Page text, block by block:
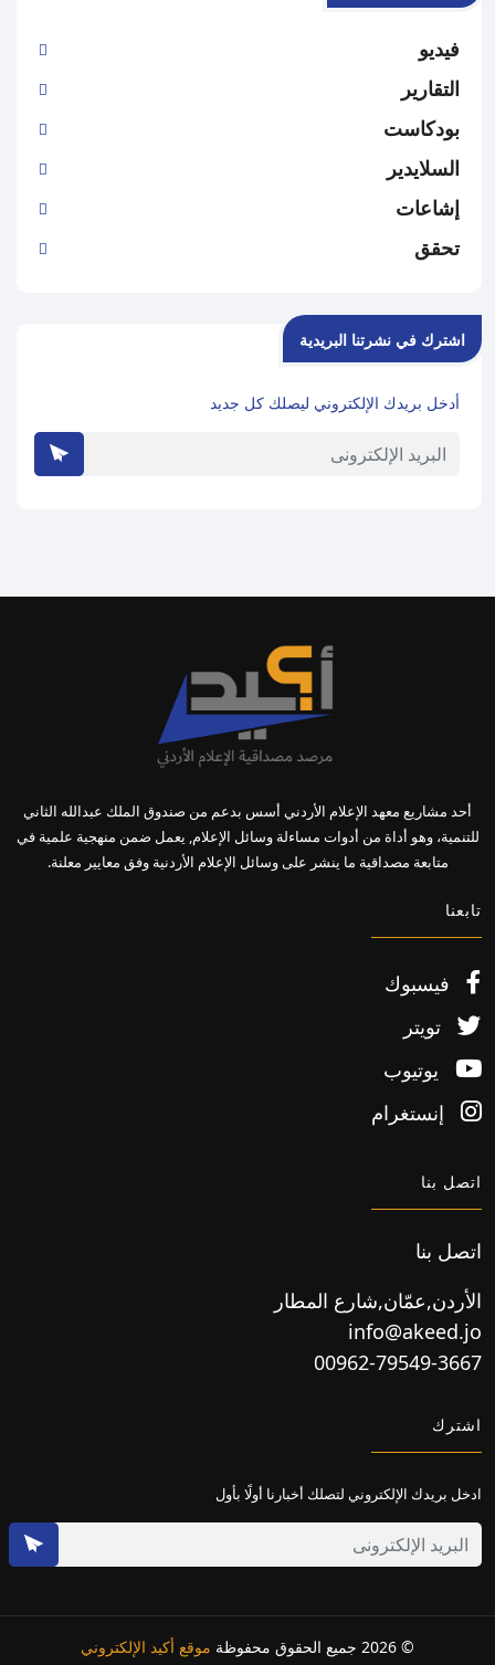
فيديو
التقارير
بودكاست
السلايدير
إشاعات
تحقق
اشترك في نشرتنا البريدية
أدخل بريدك الإلكتروني ليصلك كل جديد
أحد مشاريع معهد الإعلام الأردني أسس بدعم من صندوق الملك عبدالله الثاني
للتنمية، وهو أداة من أدوات مساءلة وسائل الإعلام, يعمل ضمن منهجية علمية في
متابعة مصداقية ما ينشر على وسائل الإعلام الأردنية وفق معايير معلنة.
تابعنا
فيسبوك
تويتر
يوتيوب
إنستغرام
اتصل بنا
اتصل بنا
الأردن,عمّان,شارع المطار
info@akeed.jo
00962-79549-3667
اشترك
ادخل بريدك الإلكتروني لتصلك أخبارنا أولًا بأول
© 2026 جميع الحقوق محفوظة موقع أكيد الإلكتروني